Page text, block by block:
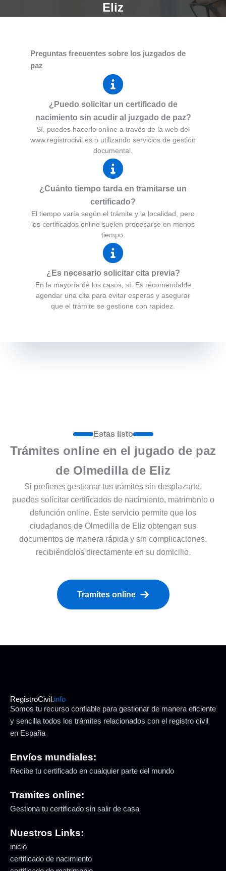
Eliz
Preguntas frecuentes sobre los juzgados de
paz
¿Puedo solicitar un certificado de
nacimiento sin acudir al juzgado de paz?
Sí, puedes hacerlo online a través de la web del
www.registrocivil.es o utilizando servicios de gestión
documental.
¿Cuánto tiempo tarda en tramitarse un
certificado?
El tiempo varía según el trámite y la localidad, pero
los certificados online suelen procesarse en menos
tiempo.
¿Es necesario solicitar cita previa?
En la mayoría de los casos, sí. Es recomendable
agendar una cita para evitar esperas y asegurar
que el trámite se gestione con rapidez.
Estas listo
Trámites online en el jugado de paz
de Olmedilla de Eliz
Si prefieres gestionar tus trámites sin desplazarte,
puedes solicitar certificados de nacimiento, matrimonio o
defunción online. Este servicio permite que los
ciudadanos de Olmedilla de Eliz obtengan sus
documentos de manera rápida y sin complicaciones,
recibiéndolos directamente en su domicilio.
Tramites online
RegistroCivil.info
Somos tu recurso confiable para gestionar de manera eficiente
y sencilla todos los trámites relacionados con el registro civil
en España
Envíos mundiales:
Recibe tu certificado en cualquier parte del mundo
Tramites online:
Gestiona tu certificado sin salir de casa
Nuestros Links:
inicio
certificado de nacimiento